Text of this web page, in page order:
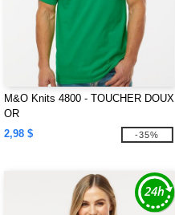
M&O Knits 4800 - TOUCHER DOUX
OR
2,98 $
-35%